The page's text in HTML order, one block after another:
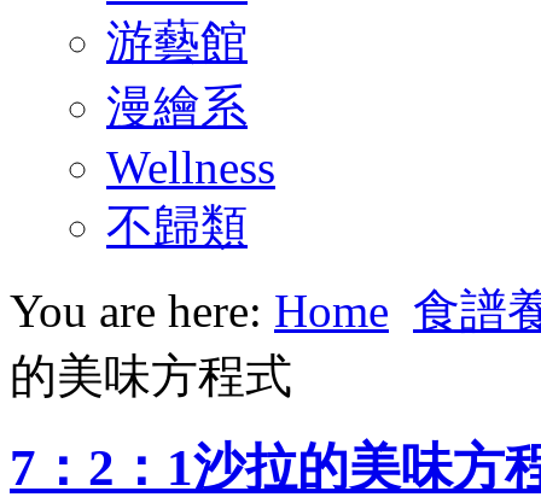
游藝館
漫繪系
Wellness
不歸類
You are here: Home 食譜
的美味方程式
7：2：1沙拉的美味方